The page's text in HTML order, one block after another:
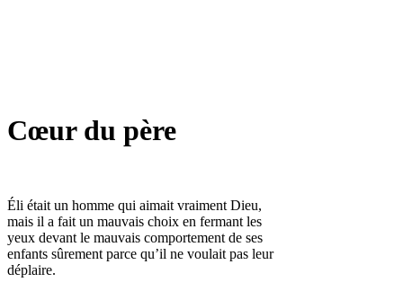
Cœur du père
Éli était un homme qui aimait vraiment Dieu,
mais il a fait un mauvais choix en fermant les
yeux devant le mauvais comportement de ses
enfants sûrement parce qu’il ne voulait pas leur
déplaire.